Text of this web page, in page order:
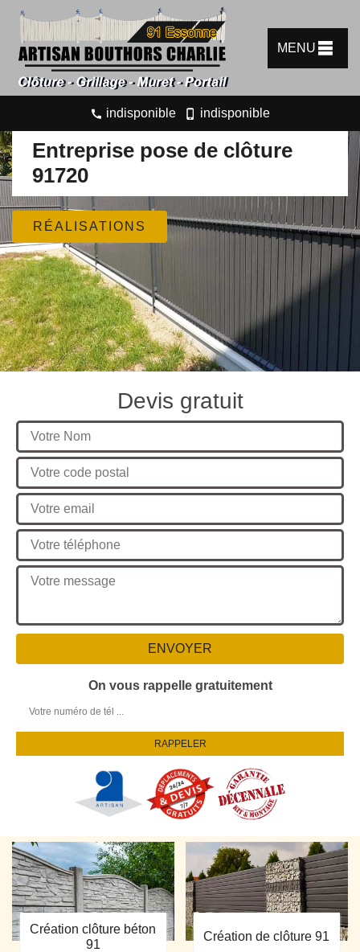
MENU
indisponible indisponible
Entreprise pose de clôture
91720
RÉALISATIONS
Devis gratuit
On vous rappelle gratuitement
Création clôture béton
91
Création de clôture 91